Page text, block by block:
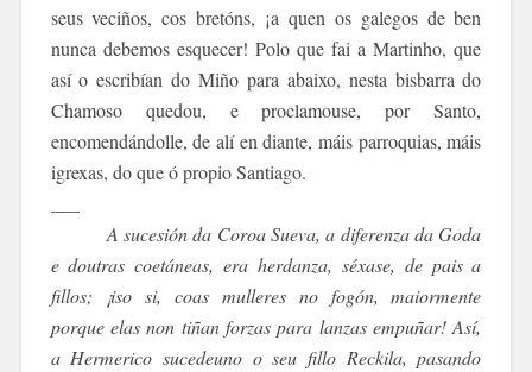
seus veciños, cos bretóns, ¡a quen os galegos de ben
nunca debemos esquecer! Polo que fai a Martinho, que
así o escribían do Miño para abaixo, nesta bisbarra do
Chamoso quedou, e proclamouse, por Santo,
encomendándolle, de alí en diante, máis parroquias, máis
igrexas, do que ó propio Santiago.
A sucesión da Coroa Sueva, a diferenza da Goda
e doutras coetáneas, era herdanza, séxase, de pais a
fillos; ¡iso si, coas mulleres no fogón, maiormente
porque elas non tiñan forzas para lanzas empuñar! Así,
a Hermerico sucedeuno o seu fillo Reckila, pasando